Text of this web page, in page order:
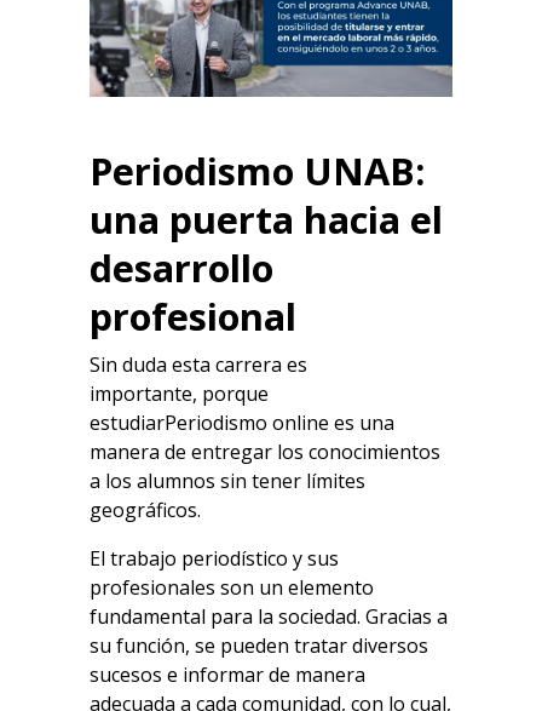
Periodismo UNAB:
una puerta hacia el
desarrollo
profesional
Sin duda esta carrera es
importante, porque
estudiarPeriodismo online es una
manera de entregar los conocimientos
a los alumnos sin tener límites
geográficos.
El trabajo periodístico y sus
profesionales son un elemento
fundamental para la sociedad. Gracias a
su función, se pueden tratar diversos
sucesos e informar de manera
adecuada a cada comunidad, con lo cual,